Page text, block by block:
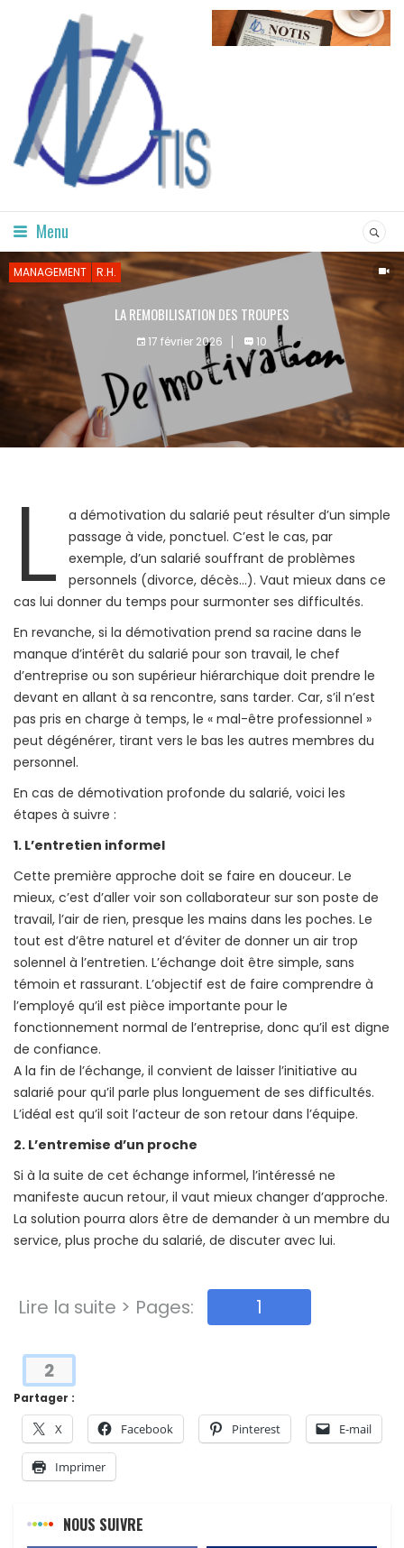
Menu
MANAGEMENT R.H.
LA REMOBILISATION DES TROUPES
17 février 2026 10
L
a démotivation du salarié peut résulter d’un simple
passage à vide, ponctuel. C’est le cas, par
exemple, d’un salarié souffrant de problèmes
personnels (divorce, décès…). Vaut mieux dans ce
cas lui donner du temps pour surmonter ses difficultés.
En revanche, si la démotivation prend sa racine dans le
manque d’intérêt du salarié pour son travail, le chef
d’entreprise ou son supérieur hiérarchique doit prendre le
devant en allant à sa rencontre, sans tarder. Car, s’il n’est
pas pris en charge à temps, le « mal-être professionnel »
peut dégénérer, tirant vers le bas les autres membres du
personnel.
En cas de démotivation profonde du salarié, voici les
étapes à suivre :
1. L’entretien informel
Cette première approche doit se faire en douceur. Le
mieux, c’est d’aller voir son collaborateur sur son poste de
travail, l’air de rien, presque les mains dans les poches. Le
tout est d’être naturel et d’éviter de donner un air trop
solennel à l’entretien. L’échange doit être simple, sans
témoin et rassurant. L’objectif est de faire comprendre à
l’employé qu’il est pièce importante pour le
fonctionnement normal de l’entreprise, donc qu’il est digne
de confiance.
A la fin de l’échange, il convient de laisser l’initiative au
salarié pour qu’il parle plus longuement de ses difficultés.
L’idéal est qu’il soit l’acteur de son retour dans l’équipe.
2. L’entremise d’un proche
Si à la suite de cet échange informel, l’intéressé ne
manifeste aucun retour, il vaut mieux changer d’approche.
La solution pourra alors être de demander à un membre du
service, plus proche du salarié, de discuter avec lui.
Partager :
X Facebook Pinterest E-mail
Imprimer
Lire la suite > Pages: 1
2
NOUS SUIVRE